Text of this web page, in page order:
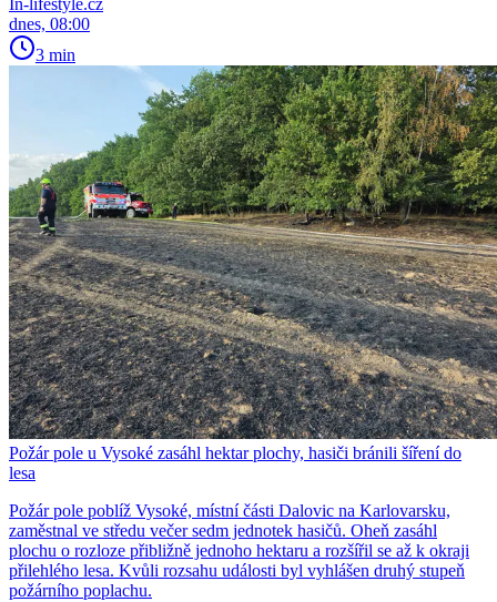
dnes, 08:00
3 min
Požár pole u Vysoké zasáhl hektar plochy, hasiči bránili šíření do
lesa
Požár pole poblíž Vysoké, místní části Dalovic na Karlovarsku,
zaměstnal ve středu večer sedm jednotek hasičů. Oheň zasáhl
plochu o rozloze přibližně jednoho hektaru a rozšířil se až k okraji
přilehlého lesa. Kvůli rozsahu události byl vyhlášen druhý stupeň
požárního poplachu.